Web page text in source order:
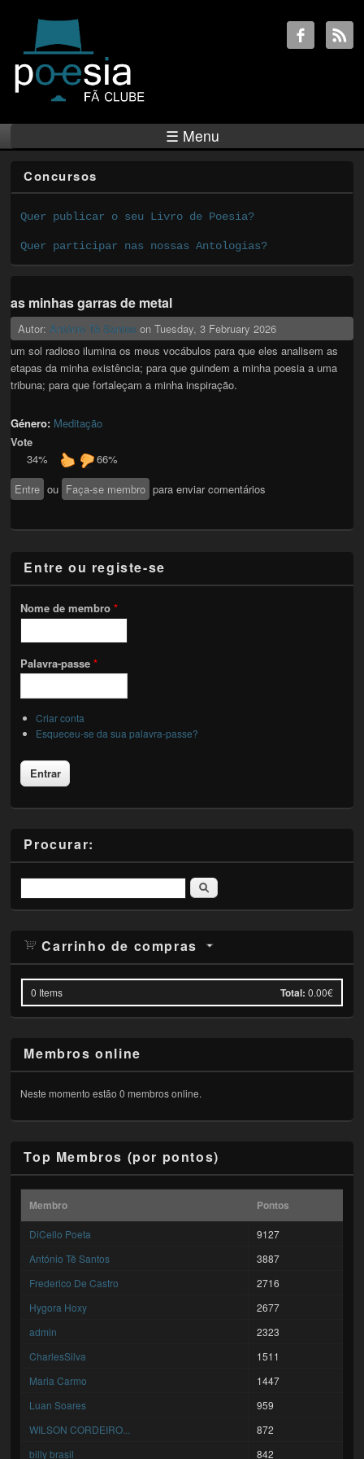
☰ Menu
Concursos
Quer publicar o seu Livro de Poesia?
Quer participar nas nossas Antologias?
as minhas garras de metal
Autor:António Tê Santos onTuesday, 3 February 2026
um sol radioso ilumina os meus vocábulos para que eles analisem as
etapas da minha existência; para que guindem a minha poesia a uma
tribuna; para que fortaleçam a minha inspiração.
Género: Meditação
Vote
34%
66%
Entre ou Faça-se membro para enviar comentários
Entre ou registe-se
Nome de membro*
Palavra-passe*
Criar conta
Esqueceu-se da sua palavra-passe?
Procurar:
Pesquisar
Carrinho de compras
0 Items Total: 0.00€
Membros online
Neste momento estão 0 membros online.
Top Membros (por pontos)
Membro Pontos
DiCello Poeta
9127
António Tê Santos
3887
Frederico De Castro
2716
Hygora Hoxy
2677
admin
2323
CharlesSilva
1511
Maria Carmo
1447
Luan Soares
959
WILSON CORDEIRO...
872
billy brasil
842